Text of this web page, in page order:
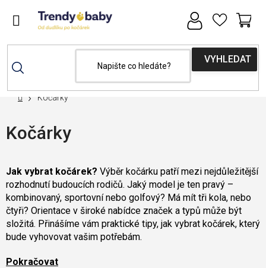
DomůKočárky
Kočárky
Jak vybrat kočárek? Výběr kočárku patří mezi nejdůležitější
rozhodnutí budoucích rodičů. Jaký model je ten pravý –
kombinovaný, sportovní nebo golfový? Má mít tři kola, nebo
čtyři? Orientace v široké nabídce značek a typů může být
složitá. Přinášíme vám praktické tipy, jak vybrat kočárek, který
bude vyhovovat vašim potřebám.
Pokračovat